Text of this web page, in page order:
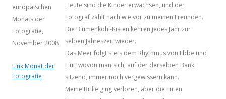
europäischen
Monats der
Fotografie,
November 2008
Link Monat der
Fotografie
Heute sind die Kinder erwachsen, und der
Fotograf zählt nach wie vor zu meinen Freunden.
Die Blumenkohl-Kisten kehren jedes Jahr zur
selben Jahreszeit wieder.
Das Meer folgt stets dem Rhythmus von Ebbe und
Flut, wovon man sich, auf der derselben Bank
sitzend, immer noch vergewissern kann.
Meine Brille ging verloren, aber die Enten